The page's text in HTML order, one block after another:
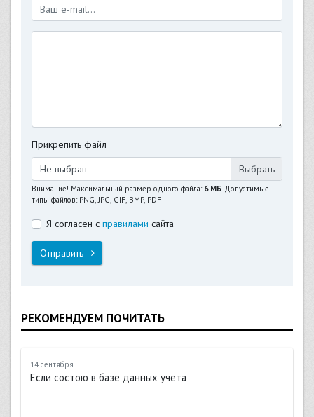
Прикрепить файл
Не выбран
Внимание! Максимальный размер одного файла: 6 МБ. Допустимые
типы файлов: PNG, JPG, GIF, BMP, PDF
Я согласен с правилами сайта
Отправить
РЕКОМЕНДУЕМ ПОЧИТАТЬ
14 сентября
Если состою в базе данных учета